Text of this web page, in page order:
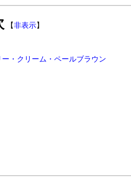
【非表示】
・クリーム・ペールブラウン